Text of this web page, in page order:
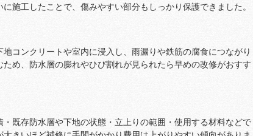
施工したことで、傷みやすい部分もしっかり保護できました。
コンクリートや室内に浸入し、雨漏りや鉄筋の腐食につながり
め、防水層の膨れやひび割れが見られたら早めの改修がおすす
既存防水層や下地の状態・立上りの範囲・使用する材料などで